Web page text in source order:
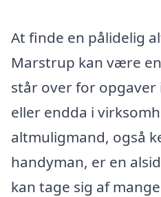
At finde en pålidelig
Marstrup kan være
står over for opgaver
eller endda i
altmuligmand, også
handyman, er en
kan tage sig af